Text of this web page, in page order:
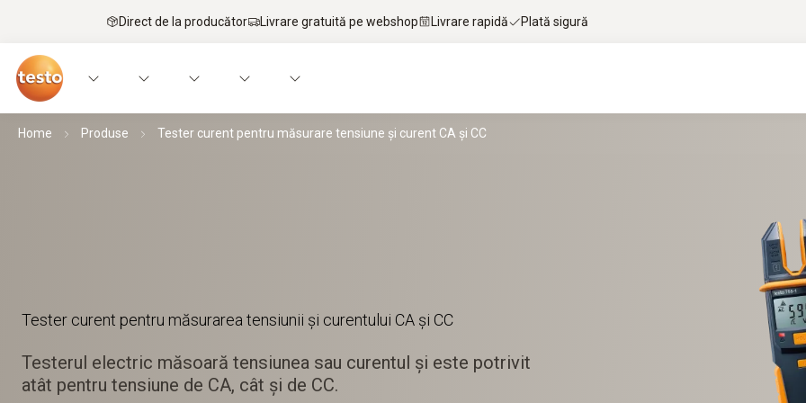
Direct de la producător Livrare gratuită pe webshop Livrare rapidă Plată sigură
Home Produse Tester curent pentru măsurare tensiune și curent CA și CC
Tester curent pentru măsurarea tensiunii și curentului CA și CC
Testerul electric măsoară tensiunea sau curentul și este potrivit
atât pentru tensiune de CA, cât și de CC.